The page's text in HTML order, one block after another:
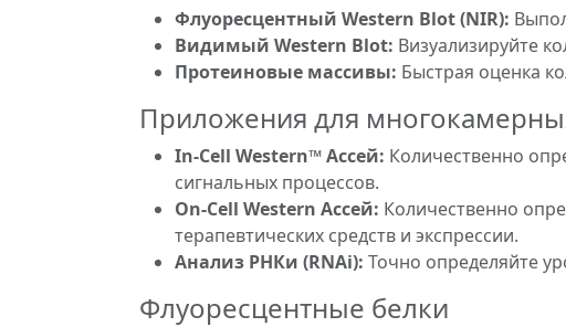
Флуоресцентный Western Blot (NIR):
Видимый Western Blot: Визуализируйте
Протеиновые массивы: Быстрая оценка
Приложения для
In-Cell Western™ Ассей: Количественно
сигнальных процессов.
On-Cell Western Ассей: Количественно
терапевтических средств и экспрессии.
Анализ РНКи (RNAi): Точно определяйте
Флуоресцентные белки